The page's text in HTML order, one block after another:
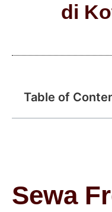
di
Table of
Sewa